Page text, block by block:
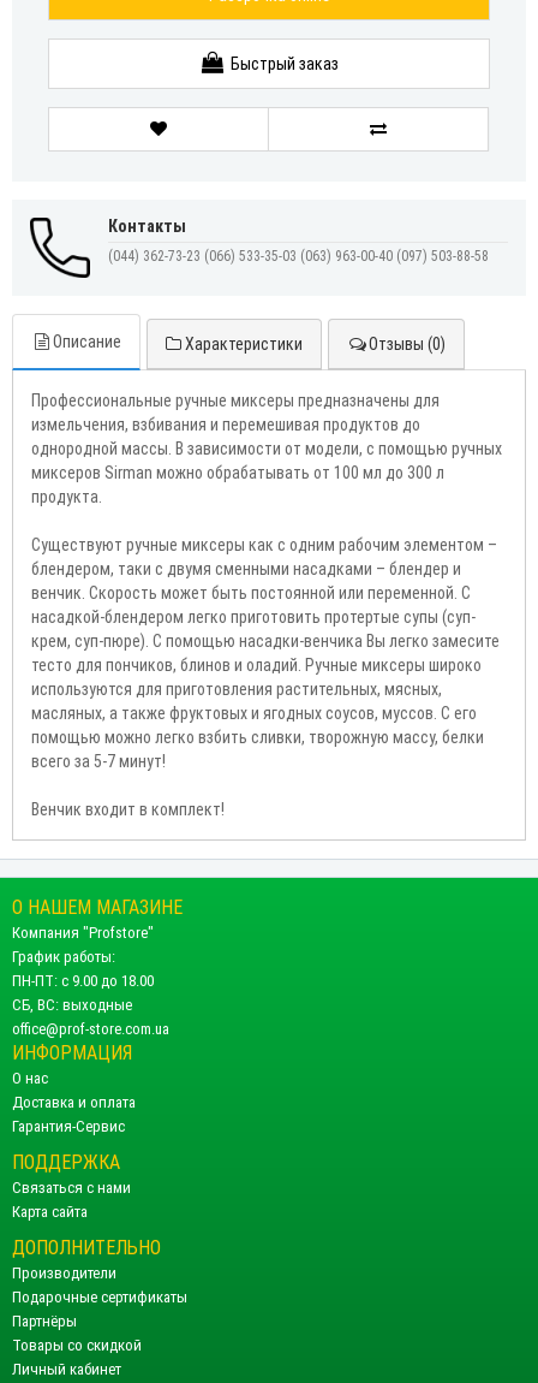
Быстрый заказ
Контакты
(044) 362-73-23 (066) 533-35-03 (063) 963-00-40 (097) 503-88-58
Описание Характеристики Отзывы (0)
Профессиональные ручные миксеры предназначены для
измельчения, взбивания и перемешивая продуктов до
однородной массы. В зависимости от модели, с помощью ручных
миксеров Sirman можно обрабатывать от 100 мл до 300 л
продукта.
Существуют ручные миксеры как с одним рабочим элементом –
блендером, таки с двумя сменными насадками – блендер и
венчик. Скорость может быть постоянной или переменной. С
насадкой-блендером легко приготовить протертые супы (суп-
крем, суп-пюре). С помощью насадки-венчика Вы легко замесите
тесто для пончиков, блинов и оладий. Ручные миксеры широко
используются для приготовления растительных, мясных,
масляных, а также фруктовых и ягодных соусов, муссов. С его
помощью можно легко взбить сливки, творожную массу, белки
всего за 5-7 минут!
Венчик входит в комплект!
О НАШЕМ МАГАЗИНЕ
Компания "Profstore"
График работы:
ПН-ПТ: с 9.00 до 18.00
СБ, ВС: выходные
office@prof-store.com.ua
ИНФОРМАЦИЯ
О нас
Доставка и оплата
Гарантия-Сервис
ПОДДЕРЖКА
Связаться с нами
Карта сайта
ДОПОЛНИТЕЛЬНО
Производители
Подарочные сертификаты
Партнёры
Товары со скидкой
Личный кабинет